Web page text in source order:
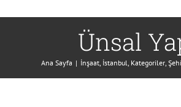
Ünsal
Ana Sayfa | İnşaat İstanbul Kategoriler